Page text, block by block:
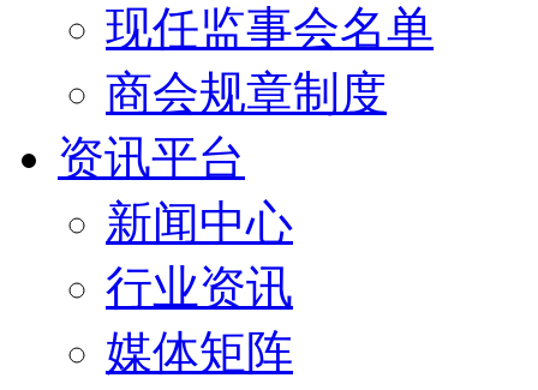
现任监事会名单
商会规章制度
资讯平台
新闻中心
行业资讯
媒体矩阵